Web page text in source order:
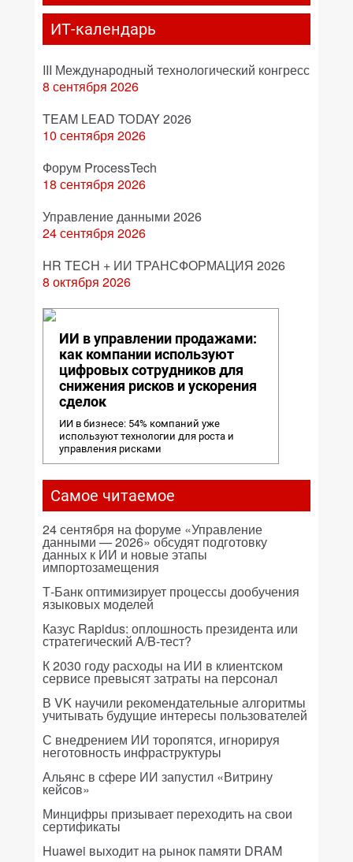
ИТ-календарь
III Международный технологический конгресс
8 сентября 2026
TEAM LEAD TODAY 2026
10 сентября 2026
Форум ProcessTech
18 сентября 2026
Управление данными 2026
24 сентября 2026
HR TECH + ИИ ТРАНСФОРМАЦИЯ 2026
8 октября 2026
ИИ в управлении продажами:
как компании используют
цифровых сотрудников для
снижения рисков и ускорения
сделок
ИИ в бизнесе: 54% компаний уже
используют технологии для роста и
управления рисками
Самое читаемое
24 сентября на форуме «Управление
данными — 2026» обсудят подготовку
данных к ИИ и новые этапы
импортозамещения
Т-Банк оптимизирует процессы дообучения
языковых моделей
Казус Rapidus: оплошность президента или
стратегический A/B-тест?
К 2030 году расходы на ИИ в клиентском
сервисе превысят затраты на персонал
В VK научили рекомендательные алгоритмы
учитывать будущие интересы пользователей
С внедрением ИИ торопятся, игнорируя
неготовность инфраструктуры
Альянс в сфере ИИ запустил «Витрину
кейсов»
Минцифры призывает переходить на свои
сертификаты
Huawei выходит на рынок памяти DRAM